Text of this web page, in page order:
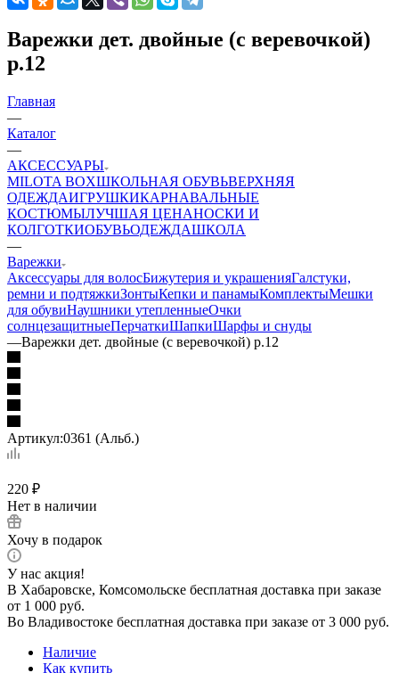
Варежки дет. двойные (с веревочкой)
р.12
Главная
—
Каталог
—
АКСЕССУАРЫ
MILOTA BOXШКОЛЬНАЯ ОБУВЬВЕРХНЯЯ
ОДЕЖДАИГРУШКИКАРНАВАЛЬНЫЕ
КОСТЮМЫЛУЧШАЯ ЦЕНАНОСКИ И
КОЛГОТКИОБУВЬОДЕЖДАШКОЛА
—
Варежки
Аксессуары для волосБижутерия и украшенияГалстуки,
ремни и подтяжкиЗонтыКепки и панамыКомплектыМешки
для обувиНаушники утепленныеОчки
солнцезащитныеПерчаткиШапкиШарфы и снуды
—Варежки дет. двойные (с веревочкой) р.12
Артикул:0361 (Альб.)
220 ₽
Нет в наличии
Хочу в подарок
У нас акция!
В Хабаровске, Комсомольске бесплатная доставка при заказе
от 1 000 руб.
Во Владивостоке бесплатная доставка при заказе от 3 000 руб.
Наличие
Как купить